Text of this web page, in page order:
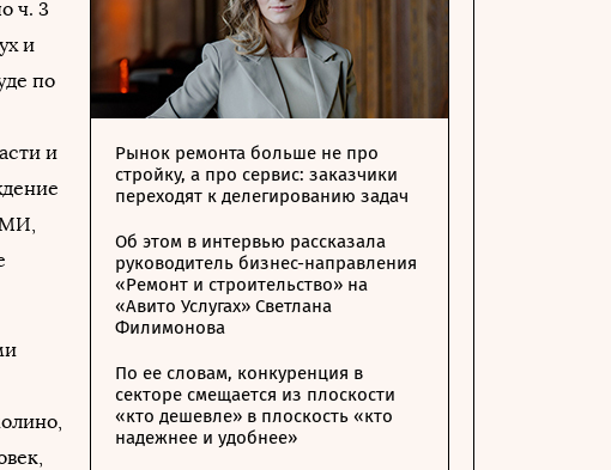
ч. 3
и
по
и
Рынок ремонта больше не про
стройку, а про сервис: заказчики
переходят к делегированию задач
Об этом в интервью рассказала
руководитель бизнес-направления
«Ремонт и строительство» на
«Авито Услугах» Светлана
Филимонова
По ее словам, конкуренция в
секторе смещается из плоскости
«кто дешевле» в плоскость «кто
надежнее и удобнее»